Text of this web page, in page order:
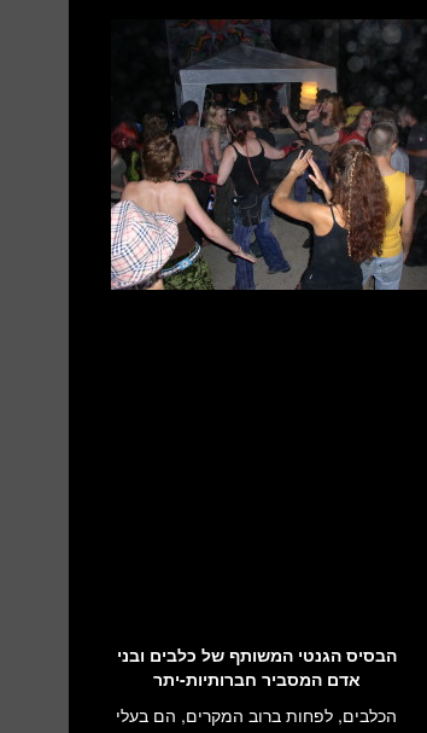
הבסיס הגנטי המשותף של כלבים ובני
אדם המסביר חברותיות-יתר
הכלבים, לפחות ברוב המקרים, הם בעלי